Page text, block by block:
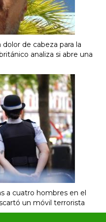
de cabeza para la
analiza si abre una
a cuatro hombres en el
un móvil terrorista